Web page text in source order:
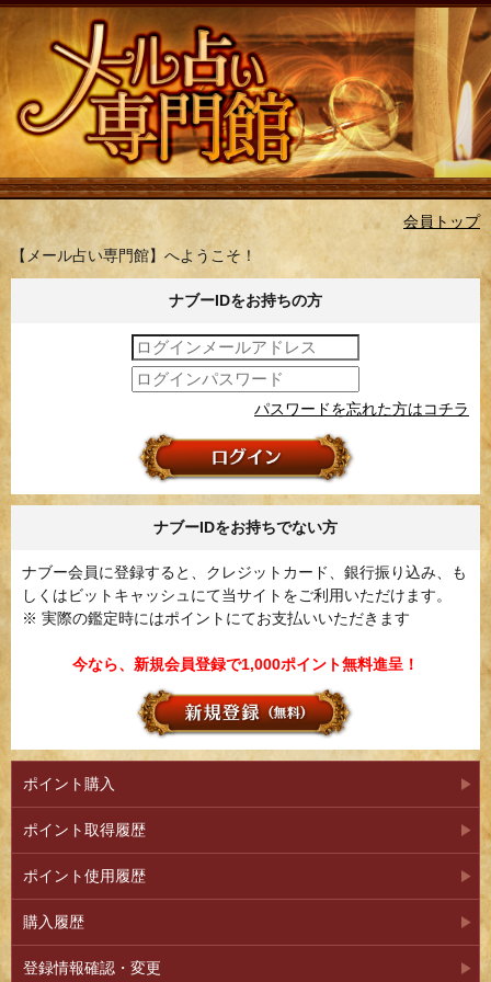
会員トップ
【メール占い専門館】へようこそ！
ナブーIDをお持ちの方
パスワードを忘れた方はコチラ
ナブーIDをお持ちでない方
ナブー会員に登録すると、クレジットカード、銀行振り込み、も
しくはビットキャッシュにて当サイトをご利用いただけます。
※ 実際の鑑定時にはポイントにてお支払いいただきます
今なら、新規会員登録で1,000ポイント無料進呈！
ポイント購入
ポイント取得履歴
ポイント使用履歴
購入履歴
登録情報確認・変更